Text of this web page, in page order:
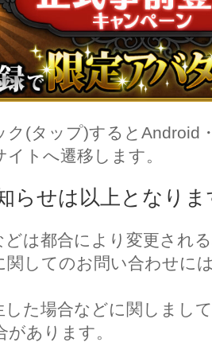
(タップ)するとAndroid
トへ遷移します。
らせは以上となりま
は都合により変更され
してのお問い合わせに
た場合などに関しまし
あります。